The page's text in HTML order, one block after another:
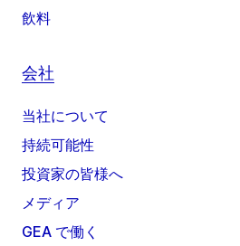
飲料
会社
当社について
持続可能性
投資家の皆様へ
メディア
GEA で働く